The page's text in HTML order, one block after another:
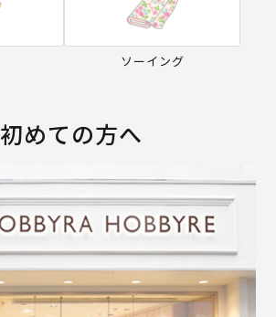
ソーイング
初めての方へ